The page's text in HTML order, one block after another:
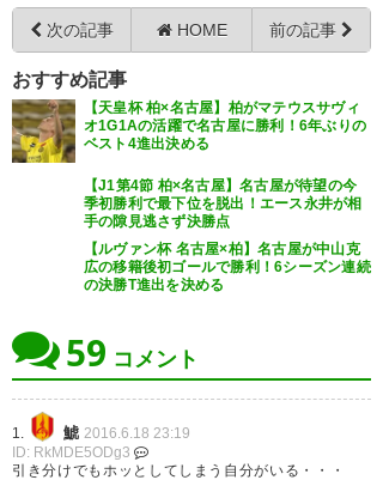
次の記事 HOME 前の記事
おすすめ記事
【天皇杯 柏×名古屋】柏がマテウスサヴィ
オ1G1Aの活躍で名古屋に勝利！6年ぶりの
ベスト4進出決める
【J1第4節 柏×名古屋】名古屋が待望の今
季初勝利で最下位を脱出！エース永井が相
手の隙見逃さず決勝点
【ルヴァン杯 名古屋×柏】名古屋が中山克
広の移籍後初ゴールで勝利！6シーズン連続
の決勝T進出を決める
59 コメント
1. 鯱 2016.6.18 23:19
ID: RkMDE5ODg3
引き分けでもホッとしてしまう自分がいる・・・